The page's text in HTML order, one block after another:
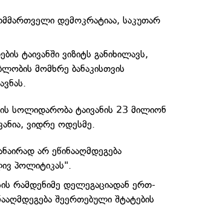
დემოკრატიაა, საკუთარ
ტაივანში ვიზიტს განიხილავს,
მომხრე ბანაკისთვის
სოლიდარობა ტაივანის 23 მილიონ
ვიდრე ოდესმე.
არ ეწინააღმდეგება
პოლიტიკას".
რამდენიმე დელეგაციადან ერთ-
შეერთებული შტატების